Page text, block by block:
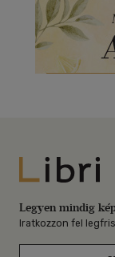
Legyen mindig
Iratkozzon fel